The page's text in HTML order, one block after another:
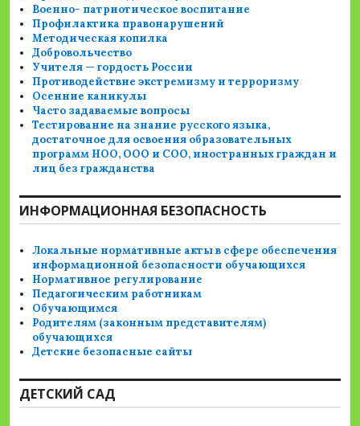
Военно- патриотическое воспитание
Профилактика правонарушений
Методическая копилка
Добровольчество
Учителя — гордость России
Противодействие экстремизму и терроризму
Осенние каникулы
Часто задаваемые вопросы
Тестирование на знание русского языка,
достаточное для освоения образовательных
программ НОО, ООО и СОО, иностранных граждан и
лиц без гражданства
ИНФОРМАЦИОННАЯ БЕЗОПАСНОСТЬ
Локальные нормативные акты в сфере обеспечения
информационной безопасности обучающихся
Нормативное регулирование
Педагогическим работникам
Обучающимся
Родителям (законным представителям)
обучающихся
Детские безопасные сайты
ДЕТСКИЙ САД